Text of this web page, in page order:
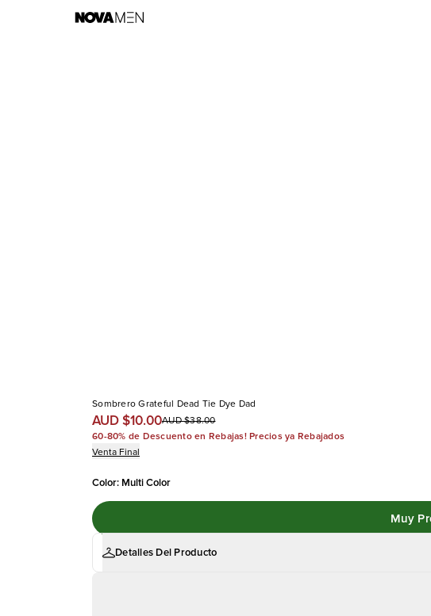
Sombrero Grateful Dead Tie Dye Dad
AUD $10.00AUD $38.00
60-80% de Descuento en Rebajas! Precios ya Rebajados
Venta Final
Color: Multi Color
Detalles Del Producto